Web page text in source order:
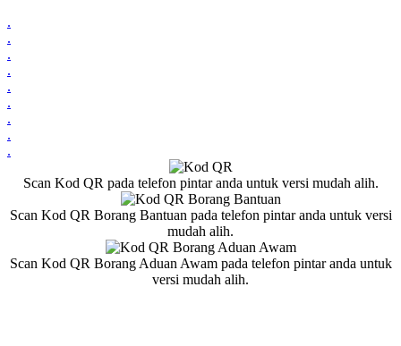
.
.
.
.
.
.
.
.
.
Scan Kod QR pada telefon pintar anda untuk versi mudah alih.
Scan Kod QR Borang Bantuan pada telefon pintar anda untuk versi
mudah alih.
Scan Kod QR Borang Aduan Awam pada telefon pintar anda untuk
versi mudah alih.